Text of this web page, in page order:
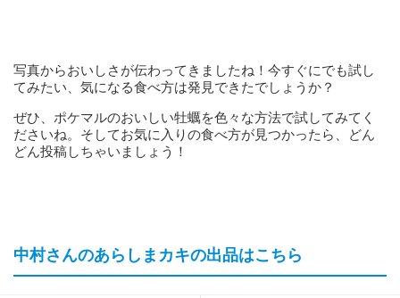
写真からおいしさが伝わってきましたね！今すぐにでも試し
てみたい、気になる食べ方は発見できたでしょうか？
ぜひ、ポケマルのおいしい牡蠣を色々な方法で試してみてく
ださいね。そしてお気に入りの食べ方が見つかったら、どん
どん投稿しちゃいましょう！
中村さんのあらしまカキの出品はこちら